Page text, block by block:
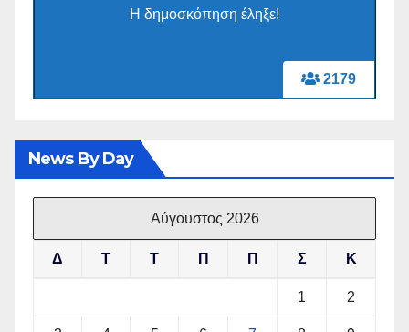
2179
Η δημοσκόπηση έληξε!
News By Day
Αύγουστος 2026
Δ Τ Τ Π Π Σ Κ
1 2